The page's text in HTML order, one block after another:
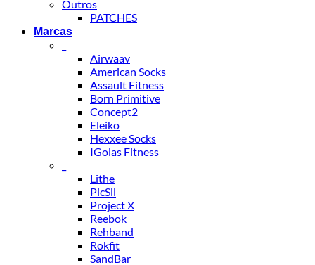
Outros
PATCHES
Marcas
Airwaav
American Socks
Assault Fitness
Born Primitive
Concept2
Eleiko
Hexxee Socks
IGolas Fitness
Lithe
PicSil
Project X
Reebok
Rehband
Rokfit
SandBar